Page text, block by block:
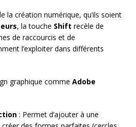
la création numérique, qu’ils soient
, la touche Shift recèle de
de raccourcis et de
l’exploiter dans différents
graphique comme Adobe
: Permet d’ajouter à une